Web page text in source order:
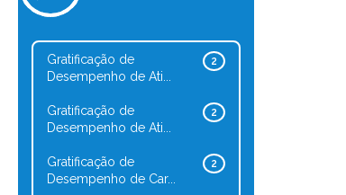
2
Gratificação de
Desempenho de Ati...
2
Gratificação de
Desempenho de Ati...
2
Gratificação de
Desempenho de Car...